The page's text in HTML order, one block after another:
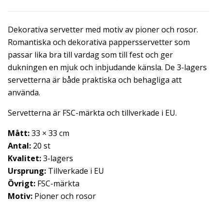
Dekorativa servetter med motiv av pioner och rosor.
Romantiska och dekorativa pappersservetter som
passar lika bra till vardag som till fest och ger
dukningen en mjuk och inbjudande känsla. De 3-lagers
servetterna är både praktiska och behagliga att
använda.
Servetterna är FSC-märkta och tillverkade i EU.
Mått:33 × 33 cm
Antal: 20 st
Kvalitet:3-lagers
Ursprung: Tillverkade i EU
Övrigt: FSC-märkta
Motiv: Pioner och rosor